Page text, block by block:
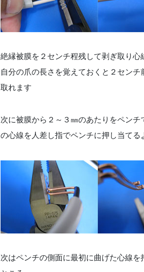
絶縁被膜を２センチ程残して剥ぎ取り心
自分の爪の長さを覚えておくと２セン
取れます
次に被膜から２～３㎜のあたりをペン
の心線を人差し指でペンチに押し当てる
次はペンチの側面に最初に曲げた心線を